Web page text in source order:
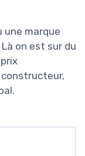
une marque
on est sur du
constructeur,